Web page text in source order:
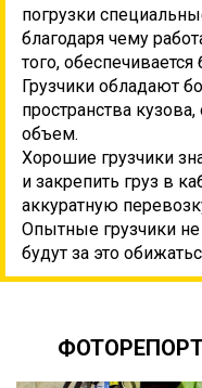
погрузки
благодаря чему
того,
Грузчики обладают
пространства
объем.
Хорошие грузчики
и закрепить груз в
аккуратную
Опытные грузчики не
будут за это